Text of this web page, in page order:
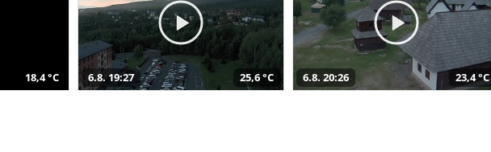
18,4 °C 6.8. 19:27 25,6 °C 6.8. 20:26 23,4 °C